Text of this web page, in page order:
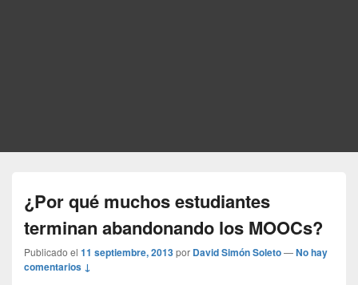
¿Por qué muchos estudiantes
terminan abandonando los MOOCs?
Publicado el 11 septiembre, 2013por David Simón Soleto—No hay
comentarios ↓